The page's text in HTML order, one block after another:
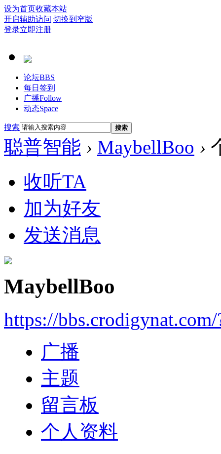
设为首页收藏本站
开启辅助访问 切换到窄版
登录立即注册
论坛BBS
每日签到
广播Follow
动态Space
搜索 搜索
聪普智能 › MaybellBoo ›
收听TA
加为好友
发送消息
MaybellBoo
https://bbs.crodigynat.com/
广播
主题
留言板
个人资料